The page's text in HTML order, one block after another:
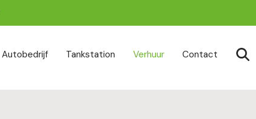
Autobedrijf Tankstation Verhuur Contact